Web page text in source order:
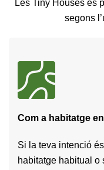
Les Tiny Houses es
segons
Com a habitatge
Si la teva intenció
habitatge habitual o